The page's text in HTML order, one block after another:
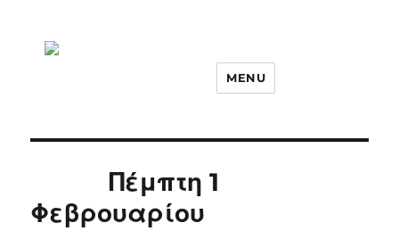
MENU
Πέμπτη 1
Φεβρουαρίου